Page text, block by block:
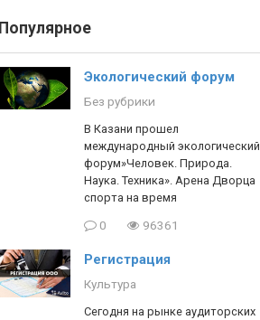
Популярное
Экологический форум
Без рубрики
В Казани прошел
международный экологический
форум»Человек. Природа.
Наука. Техника». Арена Дворца
спорта на время
0 96361
Регистрация
Культура
Сегодня на рынке аудиторских